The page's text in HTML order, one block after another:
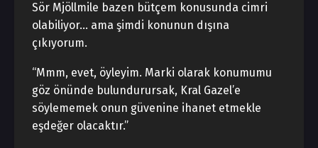
Sör Mjöllmile bazen bütçem konusunda cimri
olabiliyor… ama şimdi konunun dışına
çıkıyorum.
“Mmm, evet, öyleyim. Marki olarak konumumu
göz önünde bulundurursak, Kral Gazel’e
söylememek onun güvenine ihanet etmekle
eşdeğer olacaktır.”